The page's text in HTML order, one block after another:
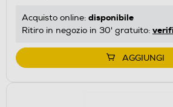
Acquisto online: disponibile
Ritiro in negozio in 30' gratuito:
AGGIUNGI